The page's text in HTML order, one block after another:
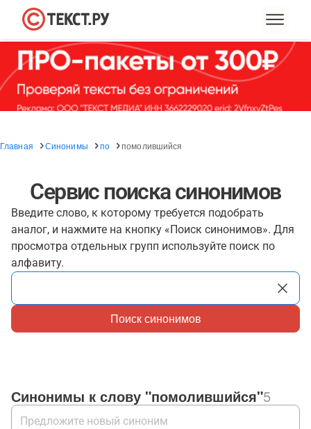
Главная Синонимы по помолившийся
Сервис поиска синонимов
Введите слово, к которому требуется подобрать
аналог, и нажмите на кнопку «Поиск синонимов». Для
просмотра отдельных групп используйте поиск по
алфавиту.
Поиск синонимов
Синонимы к слову "помолившийся"5